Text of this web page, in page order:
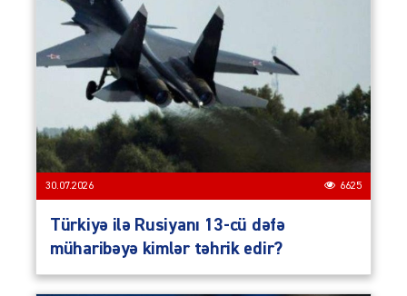
30.07.2026 6625
Türkiyə ilə Rusiyanı 13-cü dəfə
müharibəyə kimlər təhrik edir?